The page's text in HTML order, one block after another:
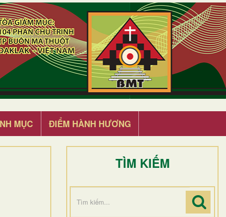
MỤC ĐIỂM HÀNH HƯƠNG
TÌM KIẾM